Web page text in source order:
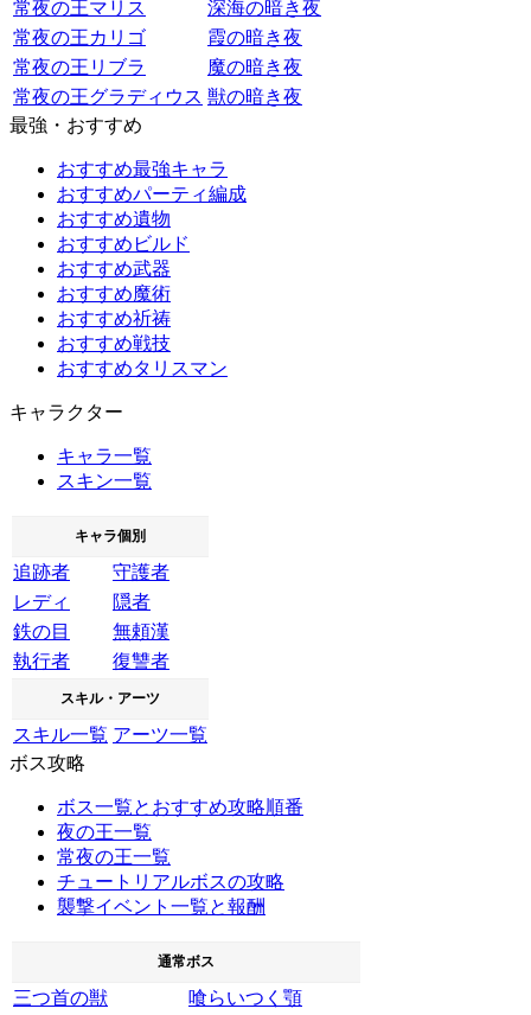
常夜の王マリス
深海の暗き夜
常夜の王カリゴ
霞の暗き夜
常夜の王リブラ
魔の暗き夜
常夜の王グラディウス 獣の暗き夜
最強・おすすめ
おすすめ最強キャラ
おすすめパーティ編成
おすすめ遺物
おすすめビルド
おすすめ武器
おすすめ魔術
おすすめ祈祷
おすすめ戦技
おすすめタリスマン
キャラクター
キャラ一覧
スキン一覧
キャラ個別
追跡者
守護者
レディ
隠者
鉄の目
無頼漢
執行者
復讐者
スキル・アーツ
スキル一覧 アーツ一覧
ボス攻略
ボス一覧とおすすめ攻略順番
夜の王一覧
常夜の王一覧
チュートリアルボスの攻略
襲撃イベント一覧と報酬
通常ボス
三つ首の獣
喰らいつく顎